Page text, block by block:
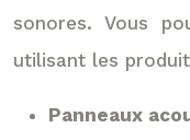
sonores. Vous
utilisant les
Panneaux